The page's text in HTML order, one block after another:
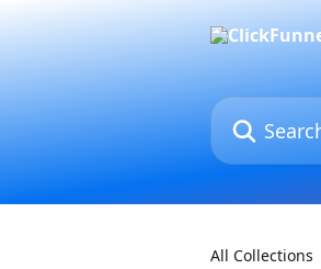
Search for
All Collections